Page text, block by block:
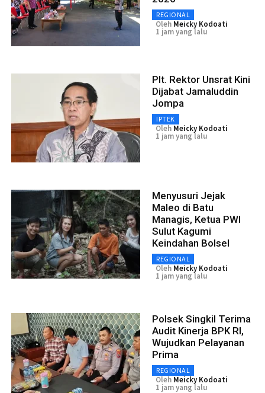
REGIONAL
Oleh Meicky Kodoati
1 jam yang lalu
Plt. Rektor Unsrat Kini
Dijabat Jamaluddin
Jompa
IPTEK
Oleh Meicky Kodoati
1 jam yang lalu
Menyusuri Jejak
Maleo di Batu
Managis, Ketua PWI
Sulut Kagumi
Keindahan Bolsel
REGIONAL
Oleh Meicky Kodoati
1 jam yang lalu
Polsek Singkil Terima
Audit Kinerja BPK RI,
Wujudkan Pelayanan
Prima
REGIONAL
Oleh Meicky Kodoati
1 jam yang lalu